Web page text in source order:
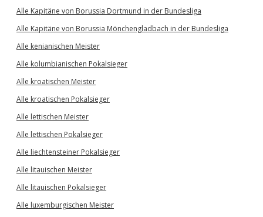
Alle Kapitäne von Borussia Dortmund in der Bundesliga
Alle Kapitäne von Borussia Mönchengladbach in der Bundesliga
Alle kenianischen Meister
Alle kolumbianischen Pokalsieger
Alle kroatischen Meister
Alle kroatischen Pokalsieger
Alle lettischen Meister
Alle lettischen Pokalsieger
Alle liechtensteiner Pokalsieger
Alle litauischen Meister
Alle litauischen Pokalsieger
Alle luxemburgischen Meister